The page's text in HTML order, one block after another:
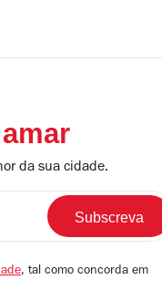
amar
da sua cidade.
, tal como concorda em